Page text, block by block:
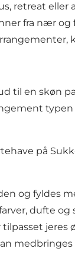
retreat eller
fra nær
til en skøn
på
og fyldes
dufte og
jeres